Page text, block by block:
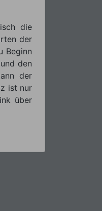
die
der
Beginn
und den
der
ist nur
über